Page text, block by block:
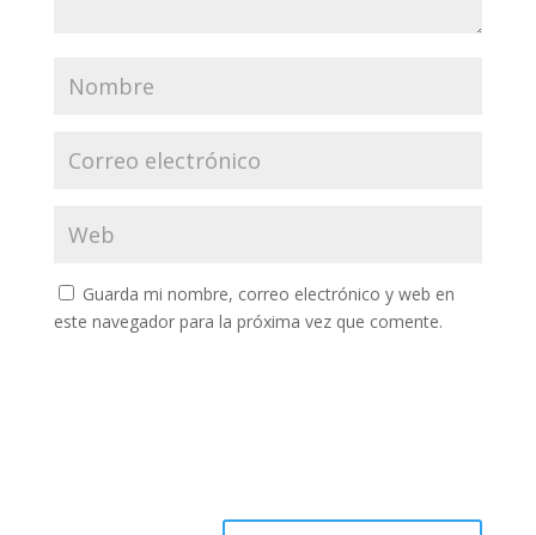
Guarda mi nombre, correo electrónico y web en
este navegador para la próxima vez que comente.